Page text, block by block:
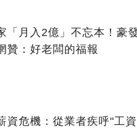
「月入2億」不忘本！豪
贊：好老闆的福報
資危機：從業者疾呼"工